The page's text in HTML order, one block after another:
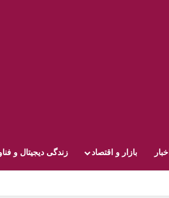
اخبار بازار و اقتصاد زندگی دیجیتال و